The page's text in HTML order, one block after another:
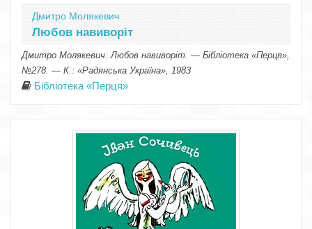
Дмитро Молякевич
Любов навиворіт
Дмитро Молякевич. Любов навиворіт. — Бібліотека «Перця»,
№278. — К.: «Радянська Україна», 1983
Бібліотека «Перця»